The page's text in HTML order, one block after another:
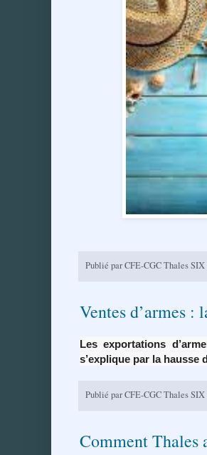
Publié parCFE-CGC Thales SIX
Ventes d’armes :
Les exportations
s’explique par la hausse
Publié parCFE-CGC Thales SIX
Comment Thales